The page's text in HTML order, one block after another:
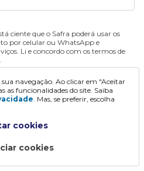
ciente que o Safra poderá usar os
por celular ou WhatsApp e
Li e concordo com os termos de
.
navegação. Ao clicar em "Aceitar
as funcionalidades do site. Saiba
. Mas, se preferir, escolha
cookies
cookies